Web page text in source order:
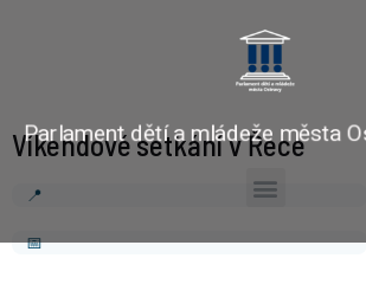
Parlament dětí a mládeže města
Víkendové setkání v Řece